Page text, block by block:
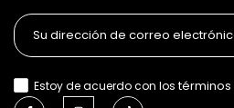
Estoy de acuerdo con los